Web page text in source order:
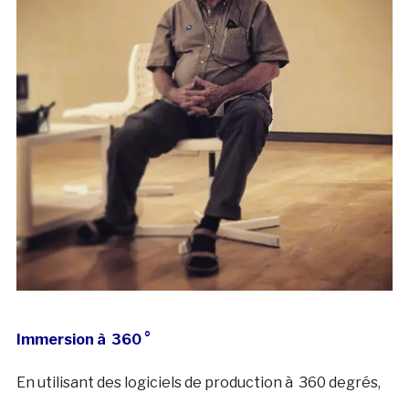
Immersion à 360 °
En utilisant des logiciels de production à 360 degrés,